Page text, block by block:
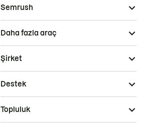
Semrush
Daha fazla araç
Şirket
Destek
Topluluk